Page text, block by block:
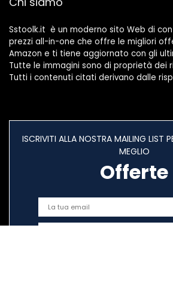
Sstoolk.it è un moderno sito Web di
prezzi all-in-one che offre le migliori
Amazon e ti tiene aggiornato con gli
Tutte le immagini sono di proprietà dei
Tutti i contenuti citati derivano dalle
ISCRIVITI ALLA NOSTRA MAILING LIST
MEGLIO
Offerte